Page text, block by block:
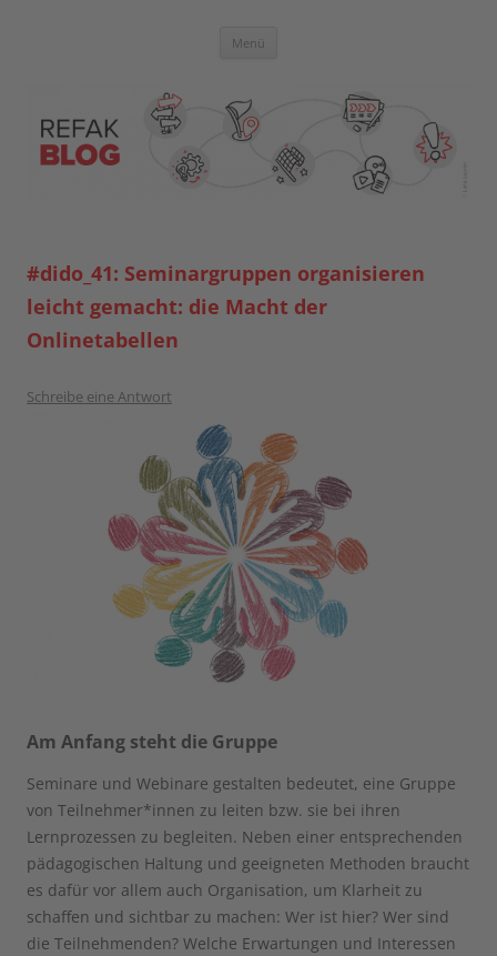
Blog der Referent:innen Akademie
Menü
#dido_41: Seminargruppen organisieren
leicht gemacht: die Macht der
Onlinetabellen
Schreibe eine Antwort
Am Anfang steht die Gruppe
Seminare und Webinare gestalten bedeutet, eine Gruppe
von Teilnehmer*innen zu leiten bzw. sie bei ihren
Lernprozessen zu begleiten. Neben einer entsprechenden
pädagogischen Haltung und geeigneten Methoden braucht
es dafür vor allem auch Organisation, um Klarheit zu
schaffen und sichtbar zu machen: Wer ist hier? Wer sind
die Teilnehmenden? Welche Erwartungen und Interessen